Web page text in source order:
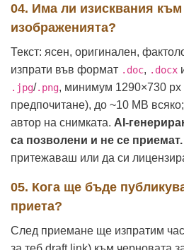
04. Има ли изисквания към
изображенията?
Текст: ясен, оригинален,
изпрати във формат .doc, .docx
.jpg/.png, минимум 1290×730 px
предпочитане), до ~10 MB
автор на снимката. AI-
са позволени и не се приемат.
притежаваш или да си
05. Кога ще бъде
приета?
След приемане ще изпратим